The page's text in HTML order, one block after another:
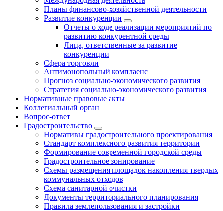
Планы финансово-хозяйственной деятельности
Развитие конкуренции
Отчеты о ходе реализации мероприятий по
развитию конкурентной среды
Лица, ответственные за развитие
конкуренции
Сфера торговли
Антимонопольный комплаенс
Прогноз социально-экономического развития
Стратегия социально-экономического развития
Нормативные правовые акты
Коллегиальный орган
Вопрос-ответ
Градостроительство
Нормативы градостроительного проектирования
Стандарт комплексного развития территорий
Формирование современной городской среды
Градостроительное зонирование
Схемы размещения площадок накопления твердых
коммунальных отходов
Схема санитарной очистки
Документы территориального планирования
Правила землепользования и застройки